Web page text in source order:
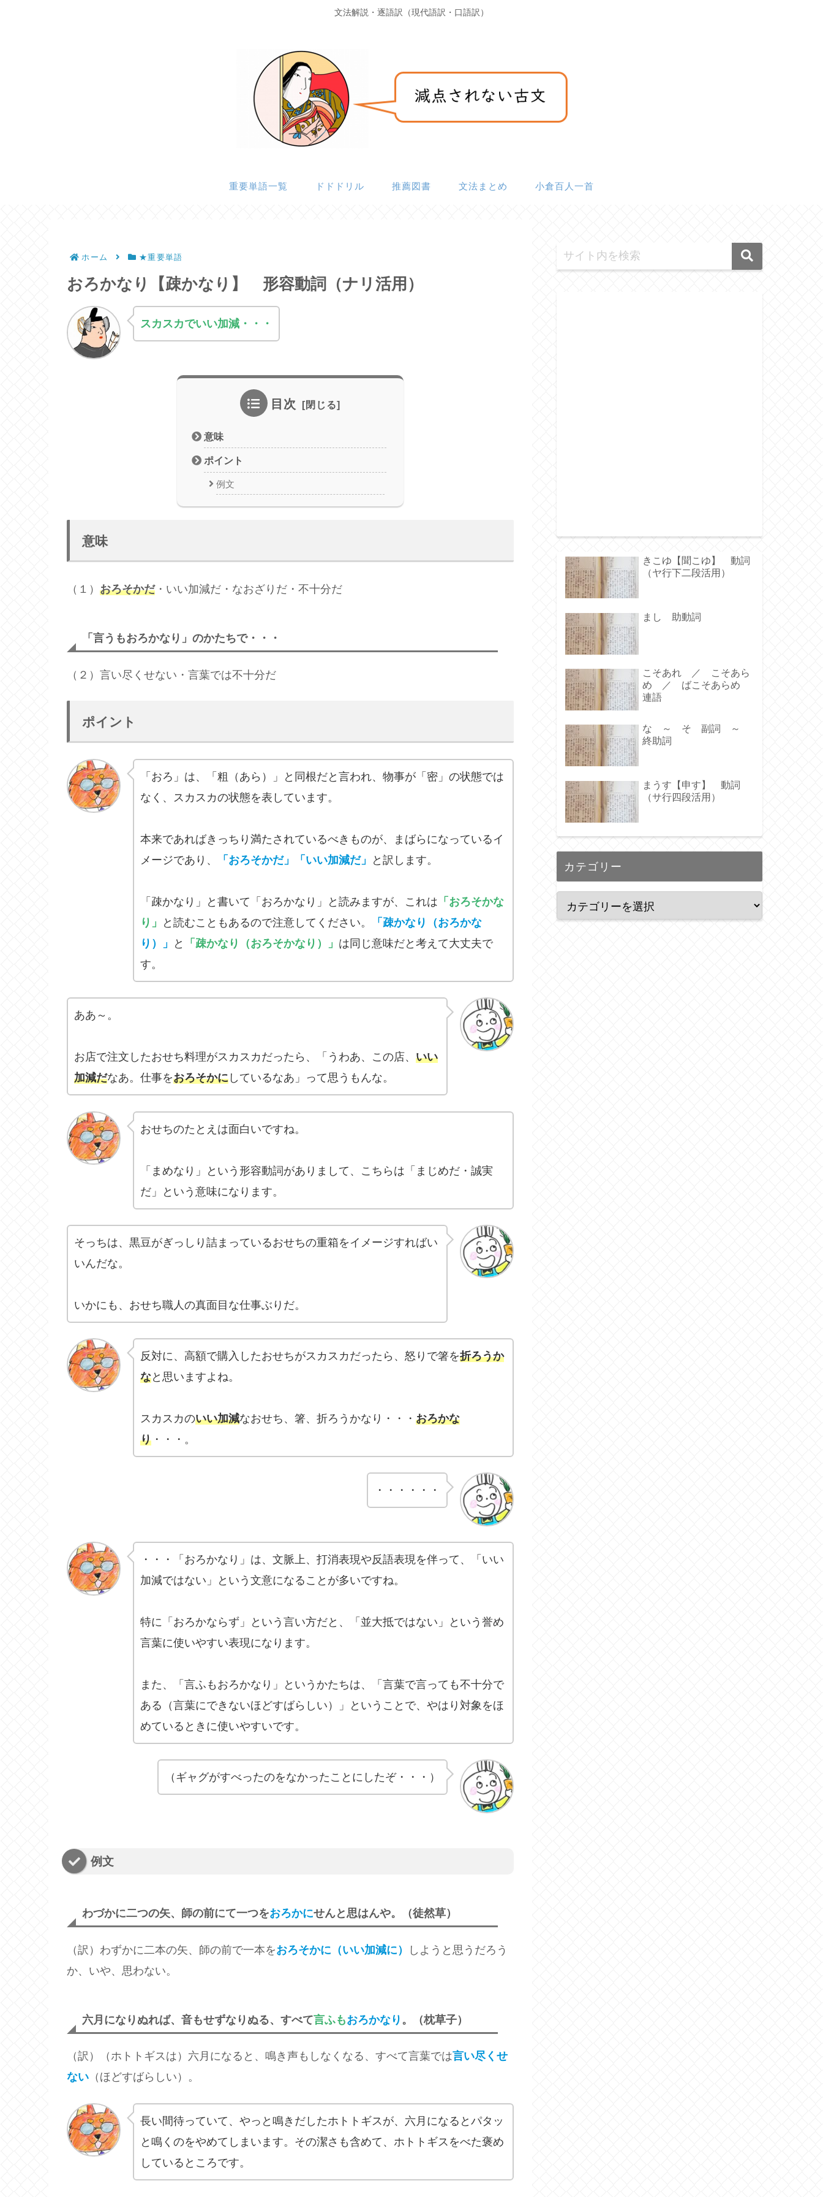
文法解説・逐語訳（現代語訳・口語訳）
重要単語一覧 ドドドリル 推薦図書 文法まとめ 小倉百人一首
ホーム ★重要単語
おろかなり【疎かなり】 形容動詞（ナリ活用）
スカスカでいい加減・・・
目次
意味
ポイント
例文
意味
（１） おろそかだ・いい加減だ・なおざりだ・不十分だ
「言うもおろかなり」のかたちで・・・
（２）言い尽くせない・言葉では不十分だ
ポイント
「おろ」は、「粗（あら）」と同根だと言われ、物事が「密」の状態では
なく、スカスカの状態を表しています。
本来であればきっちり満たされているべきものが、まばらになっているイ
メージであり、
「おろそかだ」「いい加減だ」 と訳します。
「疎かなり」と書いて「おろかなり」と読みますが、これは 「おろそかな
り」
と読むこともあるので注意してください。
「疎かなり（おろかな
り）」
と 「疎かなり（おろそかなり）」 は同じ意味だと考えて大丈夫で
す。
ああ～。
お店で注文したおせち料理がスカスカだったら、「うわあ、この店、 いい
加減だなあ。仕事をおろそかに しているなあ」って思うもんな。
おせちのたとえは面白いですね。
「まめなり」という形容動詞がありまして、こちらは「まじめだ・誠実
だ」という意味になります。
そっちは、黒豆がぎっしり詰まっているおせちの重箱をイメージすればい
いんだな。
いかにも、おせち職人の真面目な仕事ぶりだ。
反対に、高額で購入したおせちがスカスカだったら、怒りで箸を折ろうか
なと思いますよね。
スカスカのいい加減なおせち、箸、折ろうかなり・・・ おろかな
り・・・。
・・・・・・
・・・「おろかなり」は、文脈上、打消表現や反語表現を伴って、「いい
加減ではない」という文意になることが多いですね。
特に「おろかならず」という言い方だと、「並大抵ではない」という誉め
言葉に使いやすい表現になります。
また、「言ふもおろかなり」というかたちは、「言葉で言っても不十分で
ある（言葉にできないほどすばらしい）」ということで、やはり対象をほ
めているときに使いやすいです。
（ギャグがすべったのをなかったことにしたぞ・・・）
例文
わづかに二つの矢、師の前にて一つをおろかにせんと思はんや。（徒然草）
（訳）わずかに二本の矢、師の前で一本をおろそかに（いい加減に）
しようと思うだろう
か、いや、思わない。
六月になりぬれば、音もせずなりぬる、すべて言ふもおろかなり 。（枕草子）
（訳）（ホトトギスは）六月になると、鳴き声もしなくなる、すべて言葉では言い尽くせ
ない （ほどすばらしい）。
長い間待っていて、やっと鳴きだしたホトトギスが、六月になるとパタッ
と鳴くのをやめてしまいます。その潔さも含めて、ホトトギスをべた褒め
しているところです。
きこゆ【聞こゆ】 動詞
（ヤ行下二段活用）
まし 助動詞
こそあれ ／ こそあら
め ／ ばこそあらめ
連語
な ～ そ 副詞 ～
終助詞
まうす【申す】 動詞
（サ行四段活用）
カテゴリー